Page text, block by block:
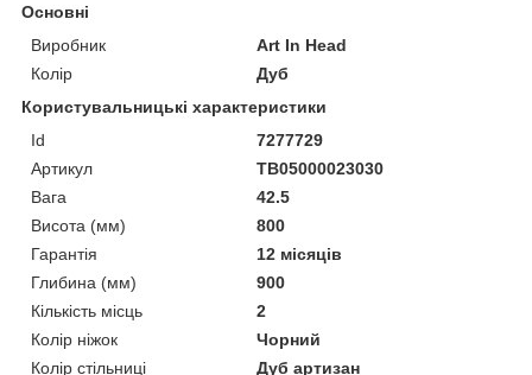
Основні
Виробник
Art In Head
Колір
Дуб
Користувальницькі характеристики
Id
7277729
Артикул
TB05000023030
Вага
42.5
Висота (мм)
800
Гарантія
12 місяців
Глибина (мм)
900
Кількість місць
2
Колір ніжок
Чорний
Колір стільниці
Дуб артизан